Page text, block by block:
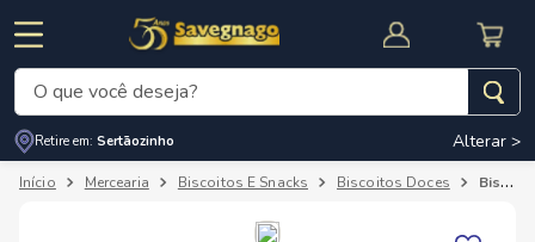
O que você deseja?
Retire em: Sertãozinho Alterar >
Mercearia Biscoitos E Snacks Biscoitos Doces Biscoito Cereale Cacau Bauducco Cereale 170g
Termos mais buscados